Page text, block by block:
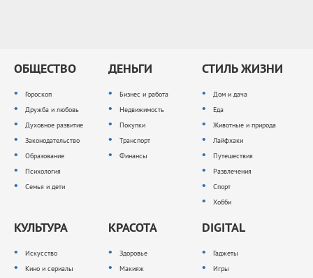
ОБЩЕСТВО
Гороскоп
Дружба и любовь
Духовное развитие
Законодательство
Образование
Психология
Семья и дети
ДЕНЬГИ
Бизнес и работа
Недвижимость
Покупки
Транспорт
Финансы
СТИЛЬ ЖИЗНИ
Дом и дача
Еда
Животные и природа
Лайфхаки
Путешествия
Развлечения
Спорт
Хобби
КУЛЬТУРА
Искусство
Кино и сериалы
КРАСОТА
Здоровье
Макияж
DIGITAL
Гаджеты
Игры